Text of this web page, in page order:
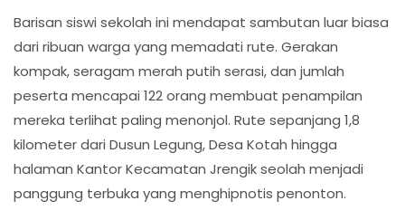
Barisan siswi sekolah ini mendapat sambutan luar biasa
dari ribuan warga yang memadati rute. Gerakan
kompak, seragam merah putih serasi, dan jumlah
peserta mencapai 122 orang membuat penampilan
mereka terlihat paling menonjol. Rute sepanjang 1,8
kilometer dari Dusun Legung, Desa Kotah hingga
halaman Kantor Kecamatan Jrengik seolah menjadi
panggung terbuka yang menghipnotis penonton.